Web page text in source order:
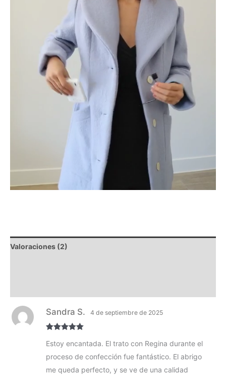
Valoraciones (2)
5de 5
Sandra S. 4 de septiembre de 2025
Estoy encantada. El trato con Regina durante el
proceso de confección fue fantástico. El abrigo
me queda perfecto, y se ve de una calidad